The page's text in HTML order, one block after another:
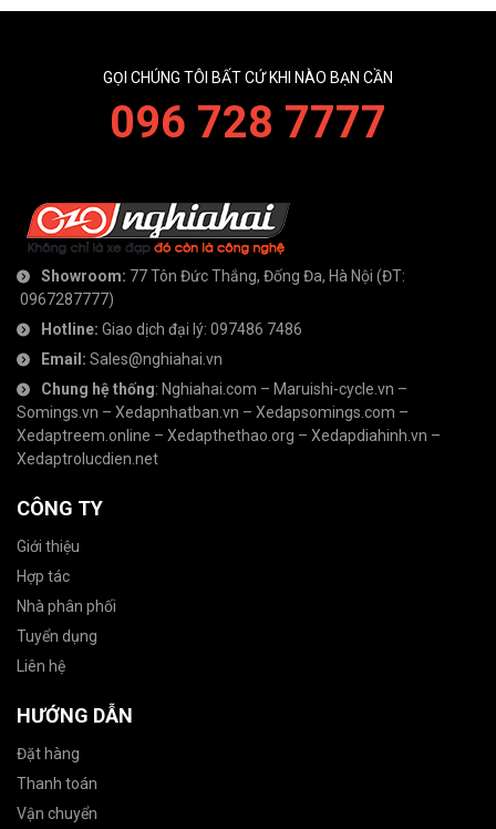
GỌI CHÚNG TÔI BẤT CỨ KHI NÀO BẠN CẦN
096 728 7777
Showroom: 77 Tôn Đức Thắng, Đống Đa, Hà Nội (ĐT:
0967287777)
Hotline: Giao dịch đại lý: 097486 7486
Email: Sales@nghiahai.vn
Chung hệ thống: Nghiahai.com – Maruishi-cycle.vn –
Somings.vn – Xedapnhatban.vn – Xedapsomings.com –
Xedaptreem.online – Xedapthethao.org – Xedapdiahinh.vn –
Xedaptrolucdien.net
CÔNG TY
Giới thiệu
Hợp tác
Nhà phân phối
Tuyển dụng
Liên hệ
HƯỚNG DẪN
Đặt hàng
Thanh toán
Vận chuyển